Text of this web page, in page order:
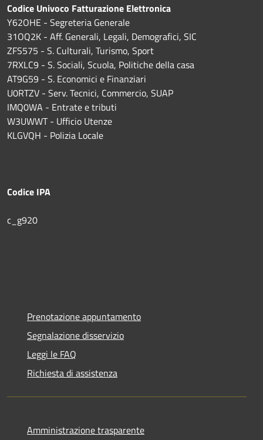
Codice Univoco Fatturazione Elettronica
Y62OHE - Segreteria Generale
31OQ2K - Aff. Generali, Legali, Demografici, SIC
ZFS575 - S. Culturali, Turismo, Sport
7RXLC9 - S. Sociali, Scuola, Politiche della casa
AT9G59 - S. Economici e Finanziari
U0RTZV - Serv. Tecnici, Commercio, SUAP
IMQ0WA - Entrate e tributi
W3UWWT - Ufficio Utenze
KLGVQH - Polizia Locale
Codice IPA
c_g920
Prenotazione appuntamento
Segnalazione disservizio
Leggi le FAQ
Richiesta di assistenza
Amministrazione trasparente